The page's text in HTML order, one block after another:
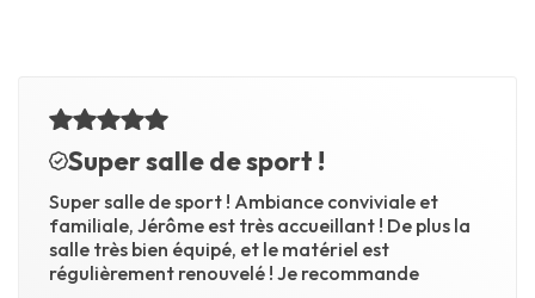
Super salle de sport !
Super salle de sport ! Ambiance conviviale et
familiale, Jérôme est très accueillant ! De plus la
salle très bien équipé, et le matériel est
régulièrement renouvelé ! Je recommande